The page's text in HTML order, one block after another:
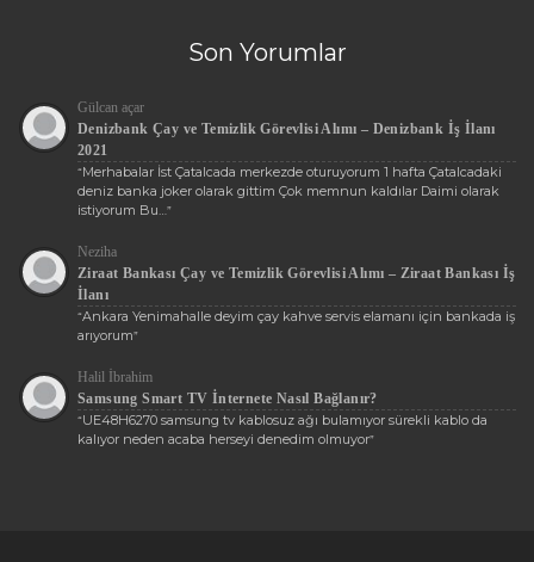
Son Yorumlar
Gülcan açar
Denizbank Çay ve Temizlik Görevlisi Alımı – Denizbank İş İlanı
2021
“Merhabalar İst Çatalcada merkezde oturuyorum 1 hafta Çatalcadaki
deniz banka joker olarak gittim Çok memnun kaldılar Daimi olarak
istiyorum Bu… ”
Neziha
Ziraat Bankası Çay ve Temizlik Görevlisi Alımı – Ziraat Bankası İş
İlanı
“Ankara Yenimahalle deyim çay kahve servis elamanı için bankada iş
arıyorum”
Halil İbrahim
Samsung Smart TV İnternete Nasıl Bağlanır?
“UE48H6270 samsung tv kablosuz ağı bulamıyor sürekli kablo da
kalıyor neden acaba herseyi denedim olmuyor”